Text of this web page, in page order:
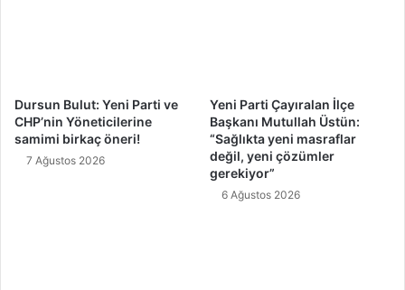
Dursun Bulut: Yeni Parti ve
CHP’nin Yöneticilerine
samimi birkaç öneri!
7 Ağustos 2026
Yeni Parti Çayıralan İlçe
Başkanı Mutullah Üstün:
“Sağlıkta yeni masraflar
değil, yeni çözümler
gerekiyor”
6 Ağustos 2026